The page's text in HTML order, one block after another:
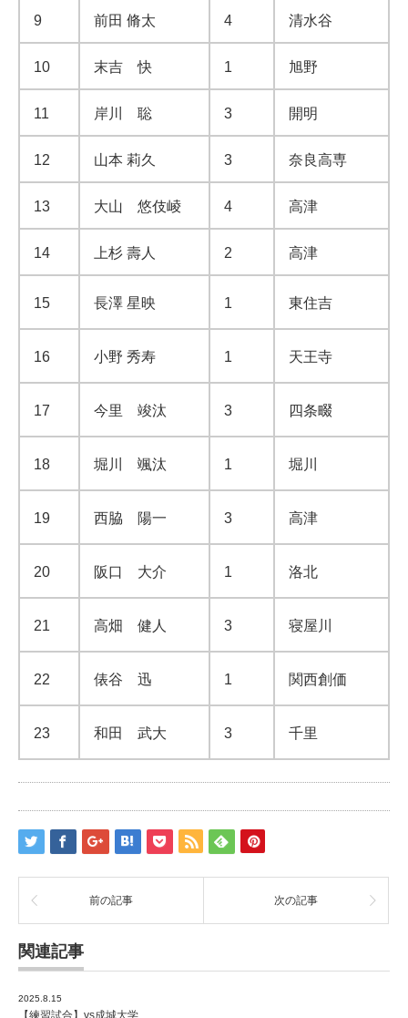
9 前田 脩太 4 清水谷
10 末吉 快 1 旭野
11 岸川 聡 3 開明
12 山本 莉久 3 奈良高専
13 大山 悠伎崚 4 高津
14 上杉 壽人 2 高津
15 長澤 星映 1 東住吉
16 小野 秀寿 1 天王寺
17 今里 竣汰 3 四条畷
18 堀川 颯汰 1 堀川
19 西脇 陽一 3 高津
20 阪口 大介 1 洛北
21 高畑 健人 3 寝屋川
22 俵谷 迅 1 関西創価
23 和田 武大 3 千里
前の記事 次の記事
関連記事
2025.8.15
【練習試合】vs成城大学